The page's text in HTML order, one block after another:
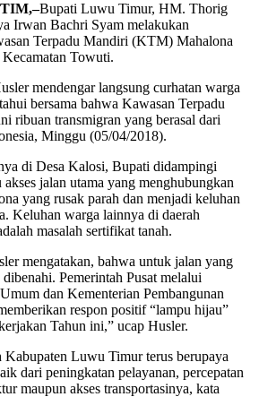
Bupati Luwu Timur, HM. Thorig
Irwan Bachri Syam melakukan
Terpadu Mandiri (KTM) Mahalona
Towuti.
mendengar langsung curhatan warga
bersama bahwa Kawasan Terpadu
ribuan transmigran yang berasal dari
Minggu (05/04/2018).
di Desa Kalosi, Bupati didampingi
jalan utama yang menghubungkan
yang rusak parah dan menjadi keluhan
Keluhan warga lainnya di daerah
masalah sertifikat tanah.
mengatakan, bahwa untuk jalan yang
Pemerintah Pusat melalui
dan Kementerian Pembangunan
respon positif “lampu hijau”
Tahun ini,” ucap Husler.
Kabupaten Luwu Timur terus berupaya
dari peningkatan pelayanan, percepatan
maupun akses transportasinya, kata